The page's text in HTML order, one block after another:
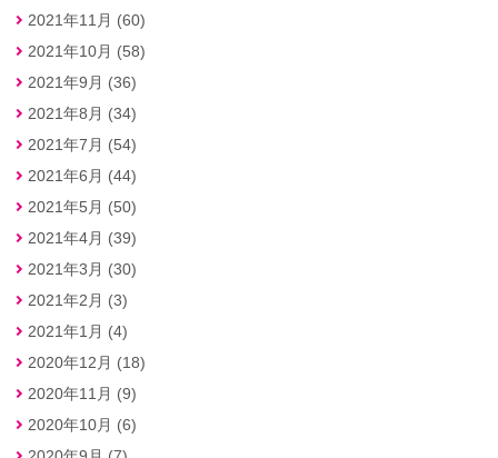
2021年11月 (60)
2021年10月 (58)
2021年9月 (36)
2021年8月 (34)
2021年7月 (54)
2021年6月 (44)
2021年5月 (50)
2021年4月 (39)
2021年3月 (30)
2021年2月 (3)
2021年1月 (4)
2020年12月 (18)
2020年11月 (9)
2020年10月 (6)